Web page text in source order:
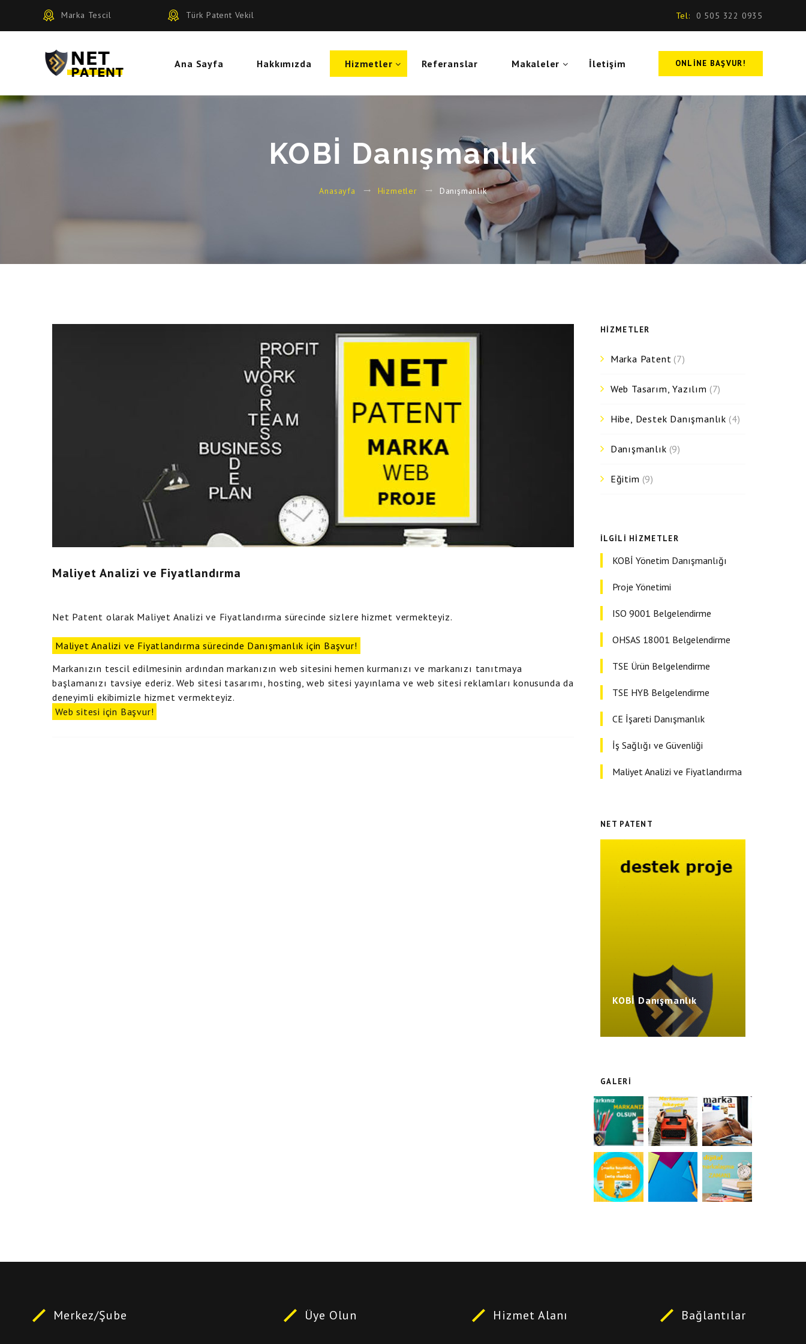
Marka Tescil Türk Patent Vekil Tel: 0 505 322 0935
ONLINE BAŞVUR!
Ana Sayfa Hakkımızda Hizmetler Referanslar Makaleler İletişim
KOBİ Danışmanlık
Anasayfa Hizmetler Danışmanlık
Maliyet Analizi ve Fiyatlandırma
Net Patent olarak Maliyet Analizi ve Fiyatlandırma sürecinde sizlere hizmet vermekteyiz.
Maliyet Analizi ve Fiyatlandırma sürecinde Danışmanlık için Başvur!
Markanızın tescil edilmesinin ardından markanızın web sitesini hemen kurmanızı ve markanızı tanıtmaya
başlamanızı tavsiye ederiz. Web sitesi tasarımı, hosting, web sitesi yayınlama ve web sitesi reklamları konusunda da
deneyimli ekibimizle hizmet vermekteyiz.
Web sitesi için Başvur!
HIZMETLER
Marka Patent (7)
Web Tasarım, Yazılım (7)
Hibe, Destek Danışmanlık (4)
Danışmanlık (9)
Eğitim (9)
İLGILI HIZMETLER
KOBİ Yönetim Danışmanlığı
Proje Yönetimi
ISO 9001 Belgelendirme
OHSAS 18001 Belgelendirme
TSE Ürün Belgelendirme
TSE HYB Belgelendirme
CE İşareti Danışmanlık
İş Sağlığı ve Güvenliği
Maliyet Analizi ve Fiyatlandırma
NET PATENT
KOBİ Danışmanlık
GALERI
Merkez/Şube Üye Olun Hizmet Alanı Bağlantılar